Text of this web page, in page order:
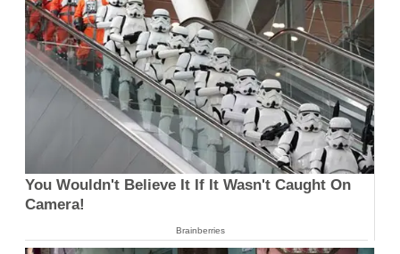
You Wouldn't Believe It If It Wasn't Caught On
Camera!
Brainberries